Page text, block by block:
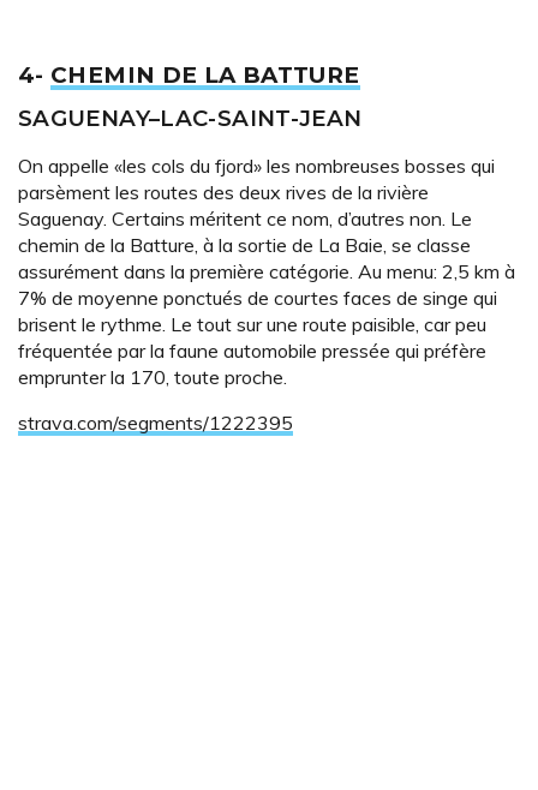
4- CHEMIN DE LA BATTURE
SAGUENAY–LAC-SAINT-JEAN
On appelle «les cols du fjord» les nombreuses bosses qui
parsèment les routes des deux rives de la rivière
Saguenay. Certains méritent ce nom, d’autres non. Le
chemin de la Batture, à la sortie de La Baie, se classe
assurément dans la première catégorie. Au menu: 2,5 km à
7% de moyenne ponctués de courtes faces de singe qui
brisent le rythme. Le tout sur une route paisible, car peu
fréquentée par la faune automobile pressée qui préfère
emprunter la 170, toute proche.
strava.com/segments/1222395